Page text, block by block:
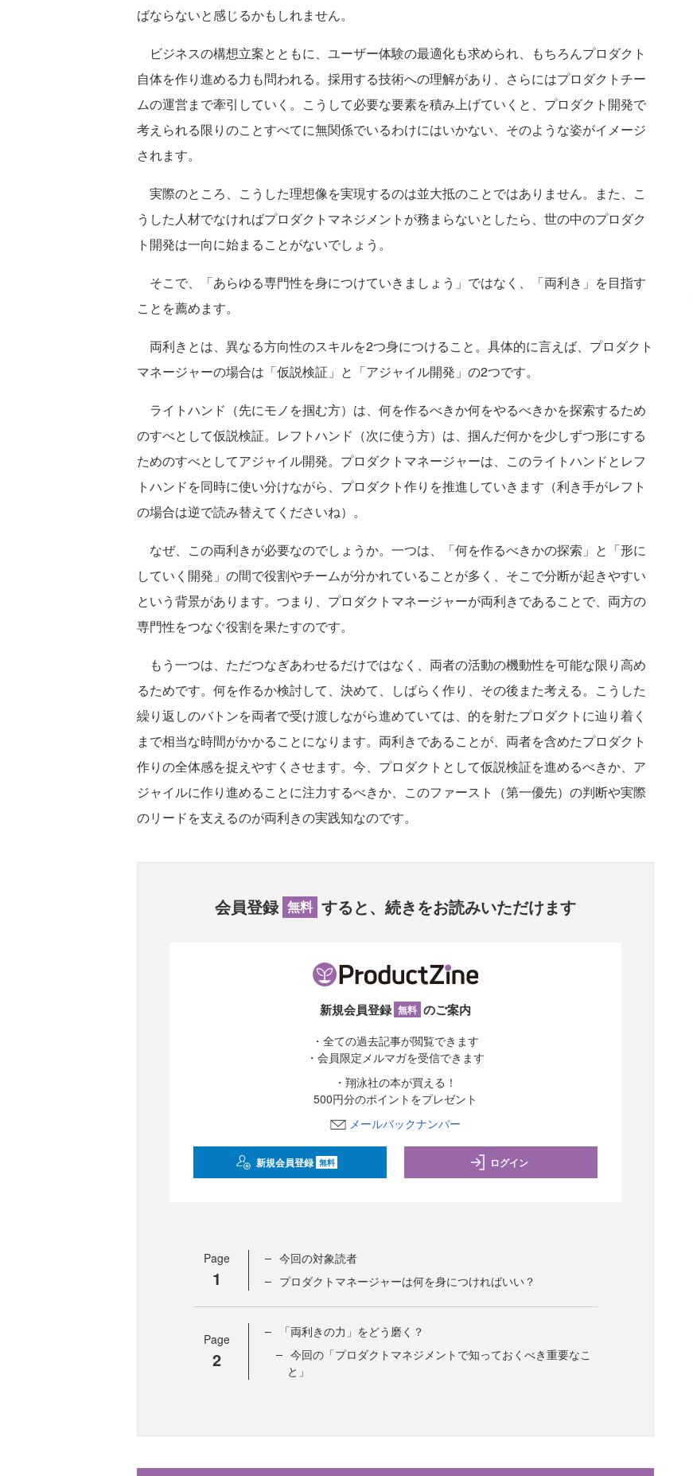
ばならないと感じるかもしれません。
ビジネスの構想立案とともに、ユーザー体験の最適化も求められ、もちろんプロダクト
自体を作り進める力も問われる。採用する技術への理解があり、さらにはプロダクトチー
ムの運営まで牽引していく。こうして必要な要素を積み上げていくと、プロダクト開発で
考えられる限りのことすべてに無関係でいるわけにはいかない、そのような姿がイメージ
されます。
実際のところ、こうした理想像を実現するのは並大抵のことではありません。また、こ
うした人材でなければプロダクトマネジメントが務まらないとしたら、世の中のプロダク
ト開発は一向に始まることがないでしょう。
そこで、「あらゆる専門性を身につけていきましょう」ではなく、「両利き」を目指す
ことを薦めます。
両利きとは、異なる方向性のスキルを2つ身につけること。具体的に言えば、プロダクト
マネージャーの場合は「仮説検証」と「アジャイル開発」の2つです。
ライトハンド（先にモノを掴む方）は、何を作るべきか何をやるべきかを探索するため
のすべとして仮説検証。レフトハンド（次に使う方）は、掴んだ何かを少しずつ形にする
ためのすべとしてアジャイル開発。プロダクトマネージャーは、このライトハンドとレフ
トハンドを同時に使い分けながら、プロダクト作りを推進していきます（利き手がレフト
の場合は逆で読み替えてくださいね）。
なぜ、この両利きが必要なのでしょうか。一つは、「何を作るべきかの探索」と「形に
していく開発」の間で役割やチームが分かれていることが多く、そこで分断が起きやすい
という背景があります。つまり、プロダクトマネージャーが両利きであることで、両方の
専門性をつなぐ役割を果たすのです。
もう一つは、ただつなぎあわせるだけではなく、両者の活動の機動性を可能な限り高め
るためです。何を作るか検討して、決めて、しばらく作り、その後また考える。こうした
繰り返しのバトンを両者で受け渡しながら進めていては、的を射たプロダクトに辿り着く
まで相当な時間がかかることになります。両利きであることが、両者を含めたプロダクト
作りの全体感を捉えやすくさせます。今、プロダクトとして仮説検証を進めるべきか、ア
ジャイルに作り進めることに注力するべきか、このファースト（第一優先）の判断や実際
のリードを支えるのが両利きの実践知なのです。
会員登録 無料 すると、続きをお読みいただけます
新規会員登録 無料 のご案内
・全ての過去記事が閲覧できます
・会員限定メルマガを受信できます
・翔泳社の本が買える！
500円分のポイントをプレゼント
メールバックナンバー
新規会員登録 無料 ログイン
Page
1
今回の対象読者
プロダクトマネージャーは何を身につければいい？
Page
2
「両利きの力」をどう磨く？
今回の「プロダクトマネジメントで知っておくべき重要なこ
と」